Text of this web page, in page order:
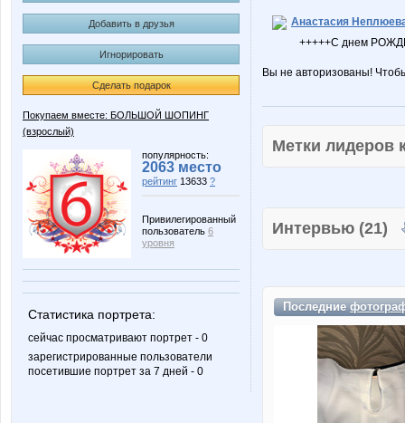
Добавить в друзья
Игнорировать
Сделать подарок
Покупаем вместе: БОЛЬШОЙ ШОПИНГ
(взрослый)
популярность:
2063 место
рейтинг 13633 ?
Привилегированный
пользователь 6
уровня
Статистика портрета:
сейчас просматривают портрет - 0
зарегистрированные пользователи
посетившие портрет за 7 дней - 0
Анастасия
+++++С днем
Вы не авторизованы!
Метки
Интервью (21)
Последние